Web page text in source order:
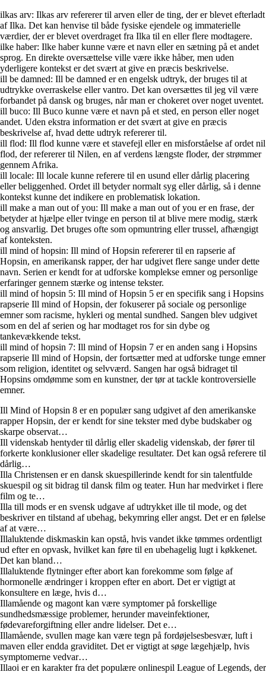
ilkas arv: Ilkas arv refererer til arven eller de ting, der er blevet efterladt
af Ilka. Det kan henvise til både fysiske ejendele og immaterielle
værdier, der er blevet overdraget fra Ilka til en eller flere modtagere.
ilke haber: Ilke haber kunne være et navn eller en sætning på et andet
sprog. En direkte oversættelse ville være ikke håber, men uden
yderligere kontekst er det svært at give en præcis beskrivelse.
ill be damned: Ill be damned er en engelsk udtryk, der bruges til at
udtrykke overraskelse eller vantro. Det kan oversættes til jeg vil være
forbandet på dansk og bruges, når man er chokeret over noget uventet.
ill buco: Ill Buco kunne være et navn på et sted, en person eller noget
andet. Uden ekstra information er det svært at give en præcis
beskrivelse af, hvad dette udtryk refererer til.
ill flod: Ill flod kunne være et stavefejl eller en misforståelse af ordet nil
flod, der refererer til Nilen, en af verdens længste floder, der strømmer
gennem Afrika.
ill locale: Ill locale kunne referere til en usund eller dårlig placering
eller beliggenhed. Ordet ill betyder normalt syg eller dårlig, så i denne
kontekst kunne det indikere en problematisk lokation.
ill make a man out of you: Ill make a man out of you er en frase, der
betyder at hjælpe eller tvinge en person til at blive mere modig, stærk
og ansvarlig. Det bruges ofte som opmuntring eller trussel, afhængigt
af konteksten.
ill mind of hopsin: Ill mind of Hopsin refererer til en rapserie af
Hopsin, en amerikansk rapper, der har udgivet flere sange under dette
navn. Serien er kendt for at udforske komplekse emner og personlige
erfaringer gennem stærke og intense tekster.
ill mind of hopsin 5: Ill mind of Hopsin 5 er en specifik sang i Hopsins
rapserie Ill mind of Hopsin, der fokuserer på sociale og personlige
emner som racisme, hykleri og mental sundhed. Sangen blev udgivet
som en del af serien og har modtaget ros for sin dybe og
tankevækkende tekst.
ill mind of hopsin 7: Ill mind of Hopsin 7 er en anden sang i Hopsins
rapserie Ill mind of Hopsin, der fortsætter med at udforske tunge emner
som religion, identitet og selvværd. Sangen har også bidraget til
Hopsins omdømme som en kunstner, der tør at tackle kontroversielle
emner.
Ill Mind of Hopsin 8 er en populær sang udgivet af den amerikanske
rapper Hopsin, der er kendt for sine tekster med dybe budskaber og
skarpe observat…
Ill videnskab hentyder til dårlig eller skadelig videnskab, der fører til
forkerte konklusioner eller skadelige resultater. Det kan også referere til
dårlig…
Illa Christensen er en dansk skuespillerinde kendt for sin talentfulde
skuespil og sit bidrag til dansk film og teater. Hun har medvirket i flere
film og te…
Illa till mods er en svensk udgave af udtrykket ille til mode, og det
beskriver en tilstand af ubehag, bekymring eller angst. Det er en følelse
af at være…
Illaluktende diskmaskin kan opstå, hvis vandet ikke tømmes ordentligt
ud efter en opvask, hvilket kan føre til en ubehagelig lugt i køkkenet.
Det kan bland…
Illaluktende flytninger efter abort kan forekomme som følge af
hormonelle ændringer i kroppen efter en abort. Det er vigtigt at
konsultere en læge, hvis d…
Illamående og magont kan være symptomer på forskellige
sundhedsmæssige problemer, herunder maveinfektioner,
fødevareforgiftning eller andre lidelser. Det e…
Illamående, svullen mage kan være tegn på fordøjelsesbesvær, luft i
maven eller endda graviditet. Det er vigtigt at søge lægehjælp, hvis
symptomerne vedvar…
Illaoi er en karakter fra det populære onlinespil League of Legends, der